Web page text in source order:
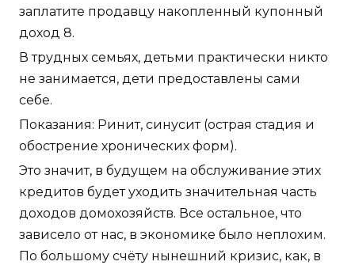
заплатите продавцу накопленный купонный
доход 8.
В трудных семьях, детьми практически никто
не занимается, дети предоставлены сами
себе.
Показания: Ринит, синусит (острая стадия и
обострение хронических форм).
Это значит, в будущем на обслуживание этих
кредитов будет уходить значительная часть
доходов домохозяйств. Все остальное, что
зависело от нас, в экономике было неплохим.
По большому счёту нынешний кризис, как, в